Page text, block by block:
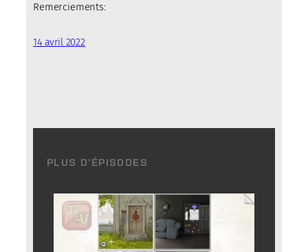
Remerciements:
14 avril 2022
PLUS D’ÉPISODES